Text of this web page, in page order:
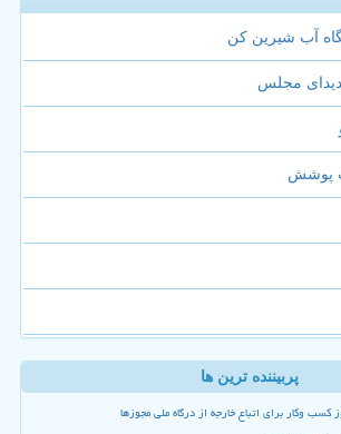
آب شیرین کن
مجلس
پوشش
پربیننده ترین ها
وکار برای اتباع خارجه از درگاه ملی مجوزها